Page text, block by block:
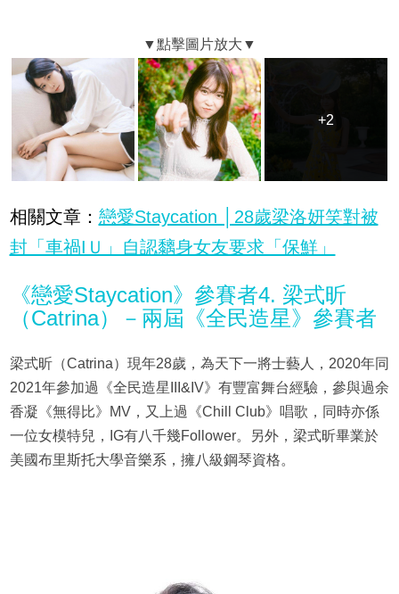
+2
+2
相關文章： 戀愛Staycation │28歲梁洛妍笑對被
封「車禍IＵ」自認黐身女友要求「保鮮」
《戀愛Staycation》參賽者4. 梁式昕
（Catrina）－兩屆《全民造星》參賽者
梁式昕（Catrina）現年28歲，為天下一將士藝人，2020年同
2021年參加過《全民造星III&IV》有豐富舞台經驗，參與過余
香凝《無得比》MV，又上過《Chill Club》唱歌，同時亦係
一位女模特兒，IG有八千幾Follower。另外，梁式昕畢業於
美國布里斯托大學音樂系，擁八級鋼琴資格。